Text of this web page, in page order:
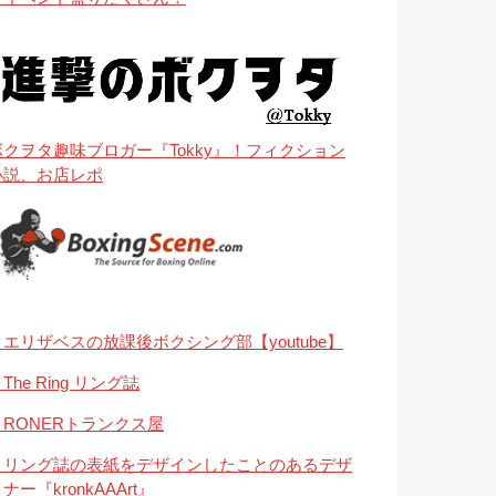
クヲタ趣味ブロガー『Tokky』！フィクション
説、お店レポ
エリザベスの放課後ボクシング部【youtube】
The Ring リング誌
RONERトランクス屋
リング誌の表紙をデザインしたことのあるデザ
ー『kronkAAArt』